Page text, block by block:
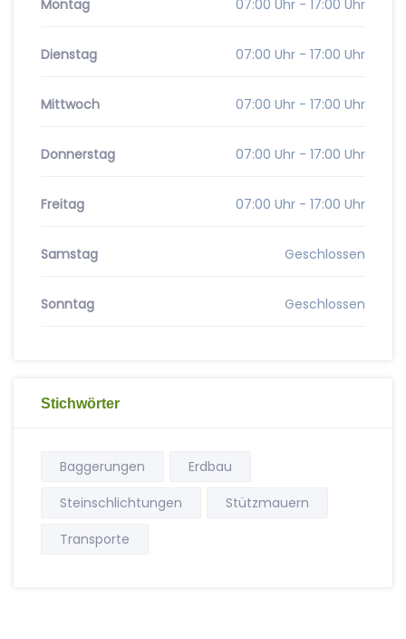
Montag 07:00 Uhr - 17:00 Uhr
Dienstag 07:00 Uhr - 17:00 Uhr
Mittwoch 07:00 Uhr - 17:00 Uhr
Donnerstag 07:00 Uhr - 17:00 Uhr
Freitag 07:00 Uhr - 17:00 Uhr
Samstag Geschlossen
Sonntag Geschlossen
Stichwörter
Baggerungen
Erdbau
Steinschlichtungen
Stützmauern
Transporte